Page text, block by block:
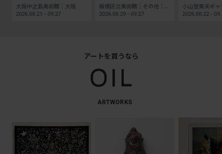
大阪中之島美術館｜大阪
2026.08.21 - 09.27
板橋区立美術館｜その他｜東京
2026.08.29 - 09.27
2026.08.22 -
アートを買うなら
ARTWORKS